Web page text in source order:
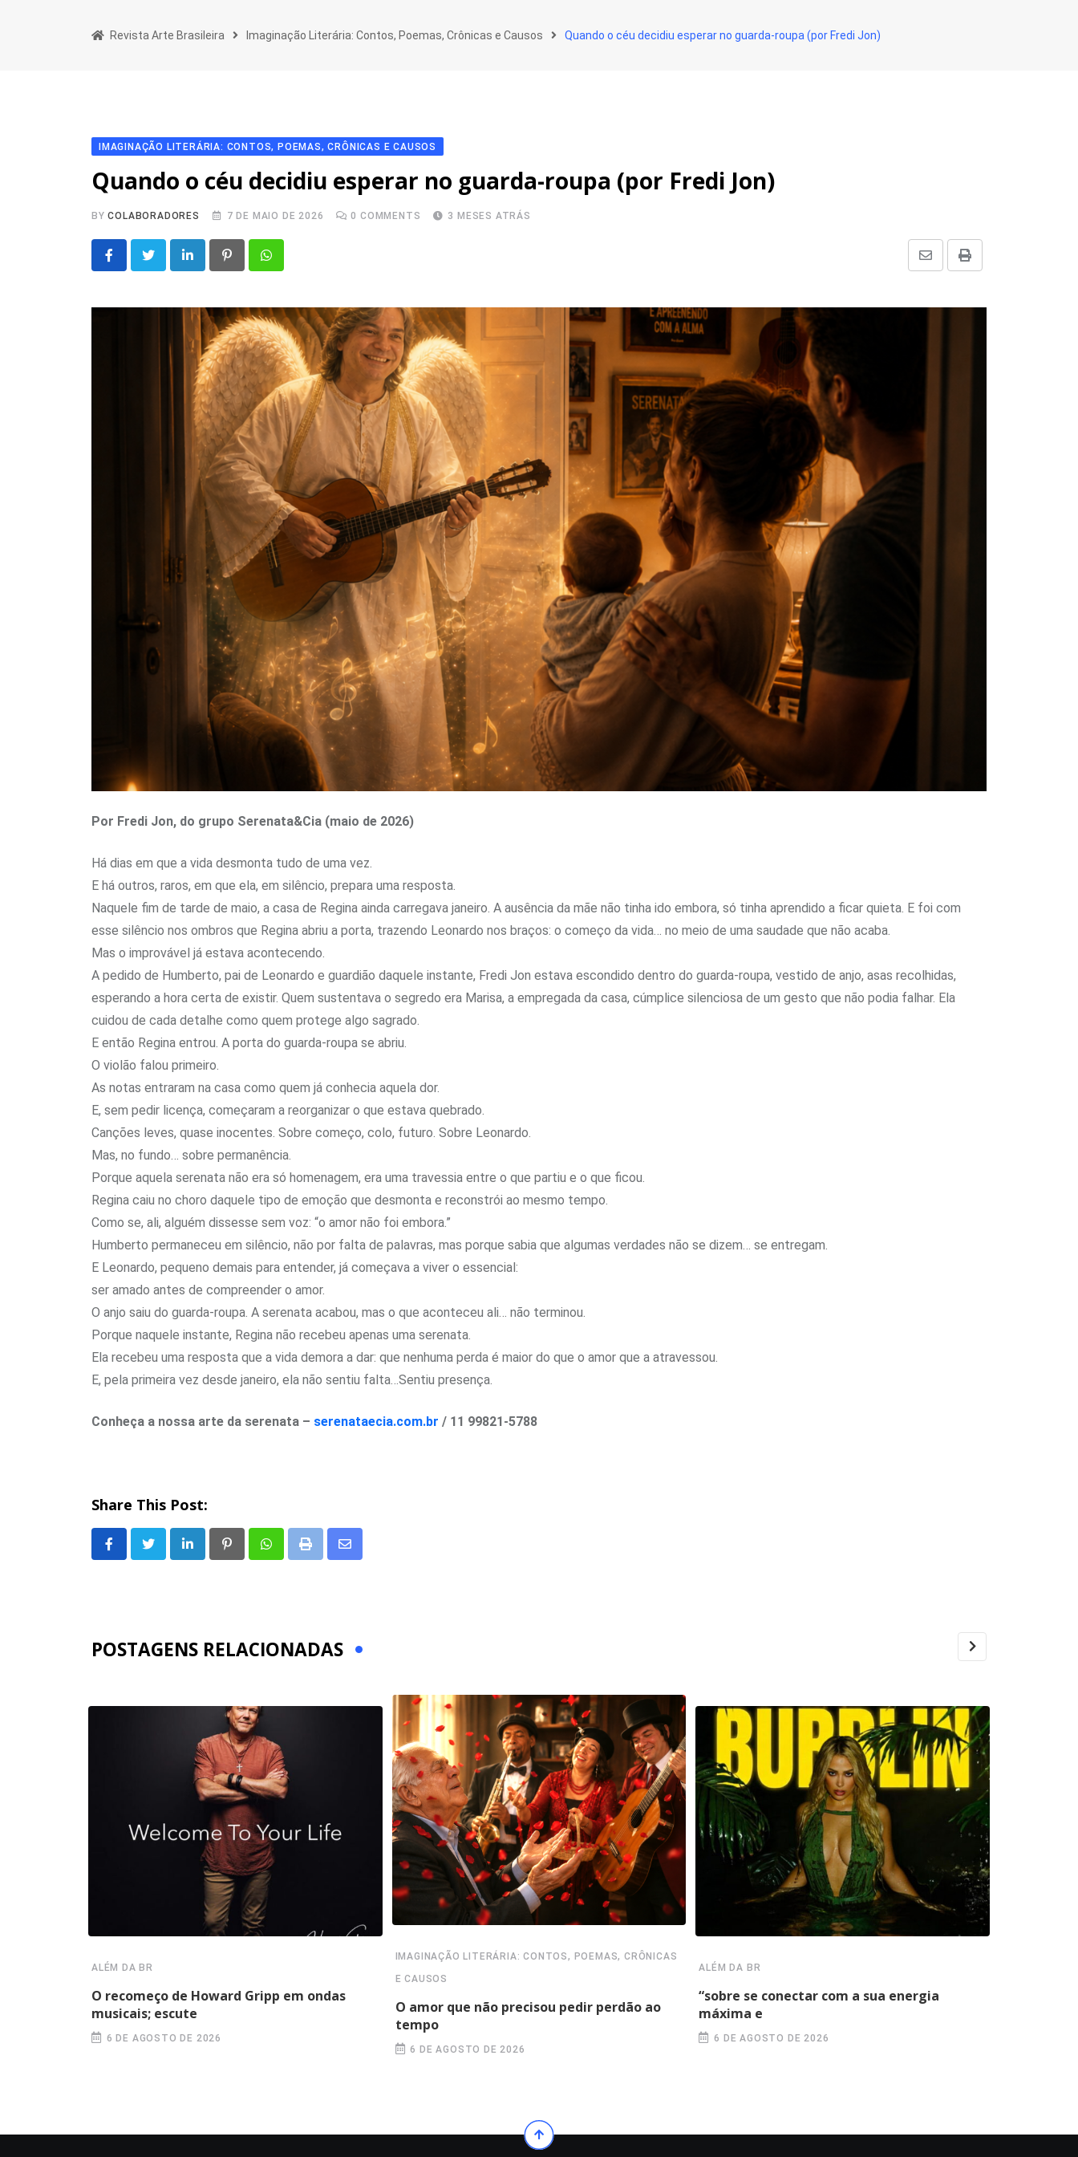
Revista Arte Brasileira Imaginação Literária: Contos, Poemas, Crônicas e Causos Quando o céu decidiu esperar no guarda-roupa (por Fredi Jon)
IMAGINAÇÃO LITERÁRIA: CONTOS, POEMAS, CRÔNICAS E CAUSOS
Quando o céu decidiu esperar no guarda-roupa (por Fredi Jon)
BYCOLABORADORES 7 DE MAIO DE 2026 0 COMMENTS 3 MESES ATRÁS
LinkedIn PinterestWhatsapp Print
Share
Email
Por Fredi Jon, do grupo Serenata&Cia (maio de 2026)
Há dias em que a vida desmonta tudo de uma vez.
E há outros, raros, em que ela, em silêncio, prepara uma resposta.
Naquele fim de tarde de maio, a casa de Regina ainda carregava janeiro. A ausência da mãe não tinha ido embora, só tinha aprendido a ficar quieta. E foi com
esse silêncio nos ombros que Regina abriu a porta, trazendo Leonardo nos braços: o começo da vida… no meio de uma saudade que não acaba.
Mas o improvável já estava acontecendo.
A pedido de Humberto, pai de Leonardo e guardião daquele instante, Fredi Jon estava escondido dentro do guarda-roupa, vestido de anjo, asas recolhidas,
esperando a hora certa de existir. Quem sustentava o segredo era Marisa, a empregada da casa, cúmplice silenciosa de um gesto que não podia falhar. Ela
cuidou de cada detalhe como quem protege algo sagrado.
E então Regina entrou. A porta do guarda-roupa se abriu.
O violão falou primeiro.
As notas entraram na casa como quem já conhecia aquela dor.
E, sem pedir licença, começaram a reorganizar o que estava quebrado.
Canções leves, quase inocentes. Sobre começo, colo, futuro. Sobre Leonardo.
Mas, no fundo… sobre permanência.
Porque aquela serenata não era só homenagem, era uma travessia entre o que partiu e o que ficou.
Regina caiu no choro daquele tipo de emoção que desmonta e reconstrói ao mesmo tempo.
Como se, ali, alguém dissesse sem voz: “o amor não foi embora.”
Humberto permaneceu em silêncio, não por falta de palavras, mas porque sabia que algumas verdades não se dizem… se entregam.
E Leonardo, pequeno demais para entender, já começava a viver o essencial:
ser amado antes de compreender o amor.
O anjo saiu do guarda-roupa. A serenata acabou, mas o que aconteceu ali… não terminou.
Porque naquele instante, Regina não recebeu apenas uma serenata.
Ela recebeu uma resposta que a vida demora a dar: que nenhuma perda é maior do que o amor que a atravessou.
E, pela primeira vez desde janeiro, ela não sentiu falta…Sentiu presença.
Conheça a nossa arte da serenata – serenataecia.com.br / 11 99821-5788
Share This Post:
LinkedIn PinterestWhatsappPrint
Share
POSTAGENS RELACIONADAS
ALÉM DA BR
O recomeço de Howard Gripp em ondas
musicais; escute
6 DE AGOSTO DE 2026
IMAGINAÇÃO LITERÁRIA: CONTOS, POEMAS, CRÔNICAS
E CAUSOS
O amor que não precisou pedir perdão ao
tempo
6 DE AGOSTO DE 2026
ALÉM DA BR
“sobre se conectar com a sua energia
máxima e
6 DE AGOSTO DE 2026